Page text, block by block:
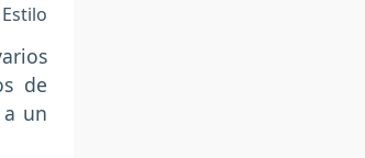
de
un